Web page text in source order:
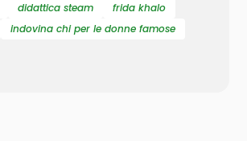
didattica steam
frida khalo
indovina chi per le donne famose